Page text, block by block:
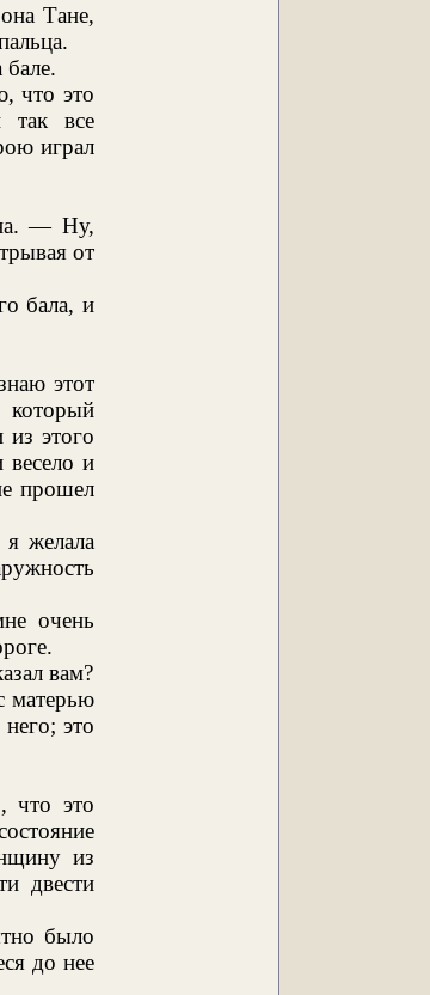
Тане,
что это
так все
играл
— Ну,
от
бала, и
этот
который
из этого
весело и
прошел
желала
очень
вам?
матерью
это
что это
из
двести
было
до нее